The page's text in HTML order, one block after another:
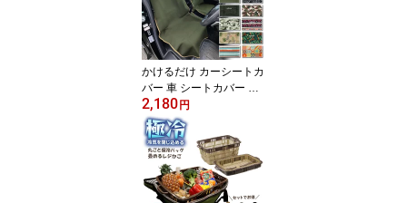
海水浴 便利グッズ MOS
CO モスコ
かけるだけ カーシートカ
バー 車 シートカバー 防
水 運転席 助手席 NOGES
ノージス フロント 防水
シート ネオプレーン 前
座席 ウェットスーツシー
トカバー ベンチシート
子供 ペット 防汚 汚れ防
2,180円